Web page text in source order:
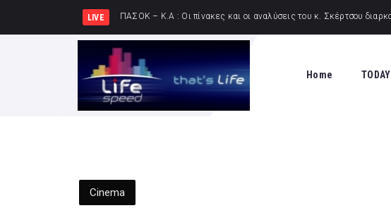
LIVE ΚΚΕ: Σε μια περ
Home TODAY
Cinema